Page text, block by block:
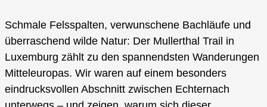
Schmale Felsspalten, verwunschene Bachläufe und
überraschend wilde Natur: Der Mullerthal Trail in
Luxemburg zählt zu den spannendsten Wanderungen
Mitteleuropas. Wir waren auf einem besonders
eindrucksvollen Abschnitt zwischen Echternach